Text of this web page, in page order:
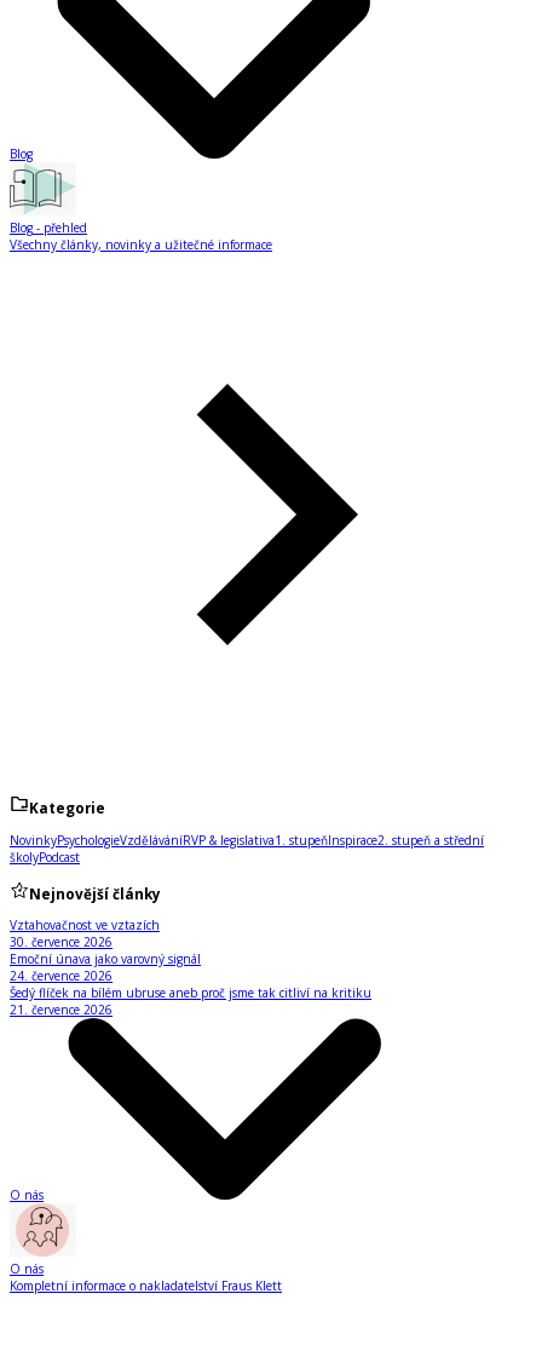
Blog
Blog - přehled
Všechny články, novinky a užitečné informace
Kategorie
NovinkyPsychologieVzděláváníRVP & legislativa1. stupeňInspirace2. stupeň a střední
školyPodcast
Nejnovější články
Vztahovačnost ve vztazích
30. července 2026
Emoční únava jako varovný signál
24. července 2026
Šedý flíček na bílém ubruse aneb proč jsme tak citliví na kritiku
21. července 2026
O nás
O nás
Kompletní informace o nakladatelství Fraus Klett